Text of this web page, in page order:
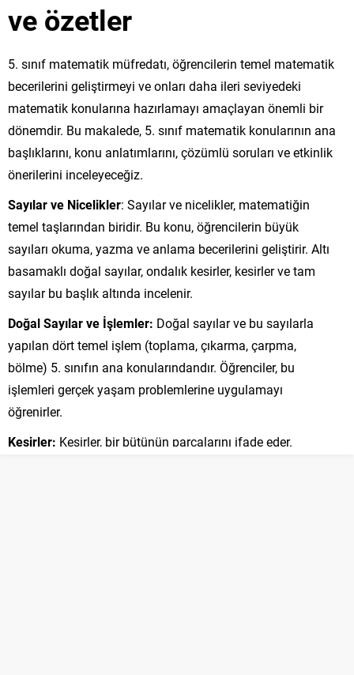
ve özetler
5. sınıf matematik müfredatı, öğrencilerin temel matematik
becerilerini geliştirmeyi ve onları daha ileri seviyedeki
matematik konularına hazırlamayı amaçlayan önemli bir
dönemdir. Bu makalede, 5. sınıf matematik konularının ana
başlıklarını, konu anlatımlarını, çözümlü soruları ve etkinlik
önerilerini inceleyeceğiz.
Sayılar ve Nicelikler: Sayılar ve nicelikler, matematiğin
temel taşlarından biridir. Bu konu, öğrencilerin büyük
sayıları okuma, yazma ve anlama becerilerini geliştirir. Altı
basamaklı doğal sayılar, ondalık kesirler, kesirler ve tam
sayılar bu başlık altında incelenir.
Doğal Sayılar ve İşlemler: Doğal sayılar ve bu sayılarla
yapılan dört temel işlem (toplama, çıkarma, çarpma,
bölme) 5. sınıfın ana konularındandır. Öğrenciler, bu
işlemleri gerçek yaşam problemlerine uygulamayı
öğrenirler.
Kesirler: Kesirler, bir bütünün parçalarını ifade eder.